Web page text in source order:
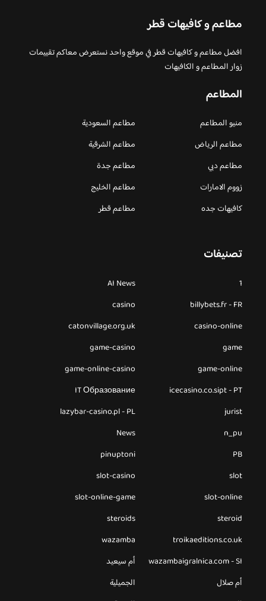
مطاعم و كافيهات قطر
افضل مطاعم و كافيهات قطر في موقع واحد نستعرض معاكم تقييمات
زوار المطاعم و الكافيهات
المطاعم
منيو المطاعم
مطاعم السعودية
مطاعم الرياض
مطاعم الشرقية
مطاعم دبي
مطاعم جدة
زووم الامارات
مطاعم الخليج
كافيهات جده
مطاعم قطر
تصنيفات
1
AI News
billybets.fr - FR
casino
casino-online
catonvillage.org.uk
game
game-casino
game-online
game-online-casino
icecasino.co.sipt - PT
IT Образование
jurist
lazybar-casino.pl - PL
n_pu
News
PB
pinuptoni
slot
slot-casino
slot-online
slot-online-game
steroid
steroids
troikaeditions.co.uk
wazamba
wazambaigralnica.com - SI
أم سيعيد
أم صلال
الجميلية